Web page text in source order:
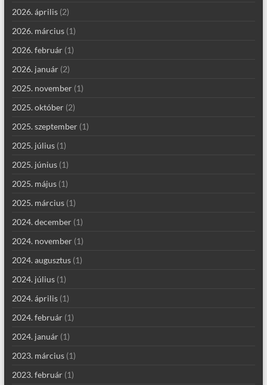
2026. április(2)
2026. március(1)
2026. február(1)
2026. január(2)
2025. november(1)
2025. október(2)
2025. szeptember(1)
2025. július(1)
2025. június(1)
2025. május(1)
2025. március(1)
2024. december(1)
2024. november(1)
2024. augusztus(1)
2024. július(1)
2024. április(1)
2024. február(1)
2024. január(1)
2023. március(1)
2023. február(1)